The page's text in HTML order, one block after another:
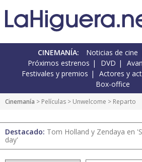
CINEMANÍA: Noticias de cine
Próximos estrenos
DVD
Festivales y premios
Actores y
Box-office
Cinemanía > Películas > Unwelcome > Reparto
Destacado: Tom Holland y Zendaya en
day'